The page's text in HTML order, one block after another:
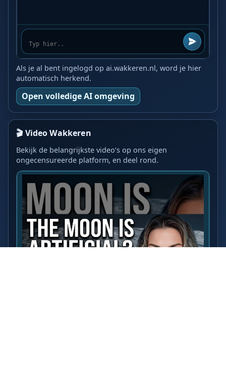
Als je al bent ingelogd op ai.wakkeren.nl, word je hier
automatisch herkend.
Open volledige AI omgeving
🎬 Video Wakkeren
Bekijk de belangrijkste video’s op ons eigen
ongecensureerde platform, en deel rond.